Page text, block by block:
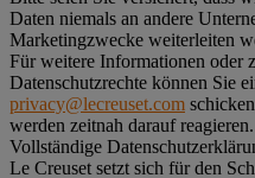
Daten niemals an andere
Marketingzwecke weiterleiten
Für weitere Informationen oder
Datenschutzrechte können Sie
privacy@lecreuset.com
werden zeitnah darauf reagieren.
Vollständige
Le Creuset setzt sich für den